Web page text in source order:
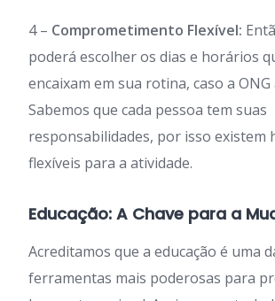
4 – Comprometimento Flexível:
poderá escolher os dias e horários
encaixam em sua rotina, caso a ONG
Sabemos que cada pessoa tem suas
responsabilidades, por isso existem
flexíveis para a atividade.
Educação: A Chave para a
Acreditamos que a educação é uma
ferramentas mais poderosas para